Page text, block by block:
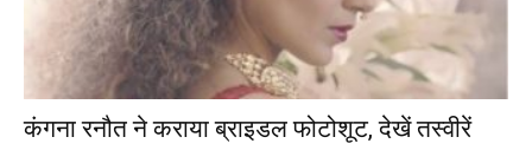
कंगना रनौत ने कराया ब्राइडल फोटोशूट, देखें तस्वीरें